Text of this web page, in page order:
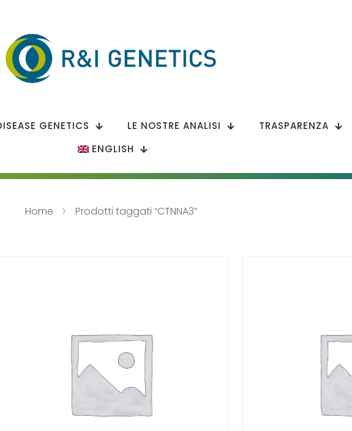
GENETICS LE NOSTRE ANALISI TRASPARENZA
ENGLISH
Home Prodotti taggati “CTNNA3”